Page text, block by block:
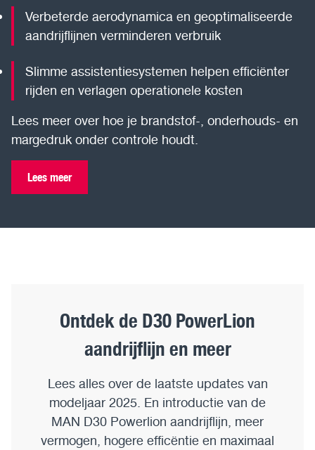
Verbeterde aerodynamica en geoptimaliseerde
aandrijflijnen verminderen verbruik
Slimme assistentiesystemen helpen efficiënter
rijden en verlagen operationele kosten
Lees meer over hoe je brandstof-, onderhouds- en
margedruk onder controle houdt.
Lees meer
Ontdek de D30 PowerLion
aandrijflijn en meer
Lees alles over de laatste updates van
modeljaar 2025. En introductie van de
MAN D30 Powerlion aandrijflijn, meer
vermogen, hogere efficëntie en maximaal